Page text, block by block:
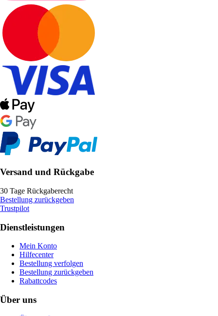
Versand und Rückgabe
30 Tage Rückgaberecht
Bestellung zurückgeben
Trustpilot
Dienstleistungen
Mein Konto
Hilfecenter
Bestellung verfolgen
Bestellung zurückgeben
Rabattcodes
Über uns